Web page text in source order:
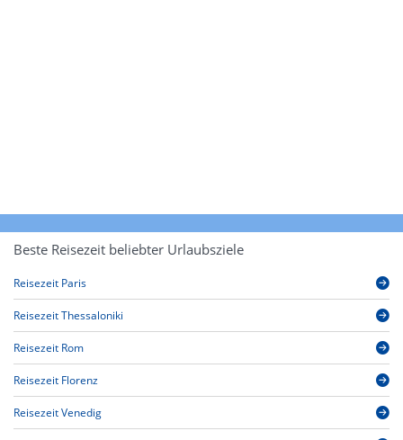
Beste Reisezeit beliebter Urlaubsziele
Reisezeit Paris
Reisezeit Thessaloniki
Reisezeit Rom
Reisezeit Florenz
Reisezeit Venedig